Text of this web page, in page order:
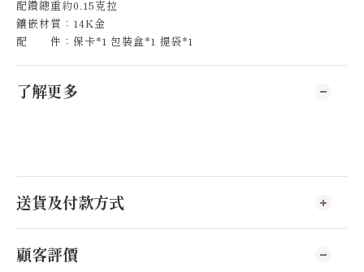
配鑽總重約0.15克拉
鑲嵌材質：14K金
配 件：保卡*1 包裝盒*1 提袋*1
了解更多
送貨及付款方式
顧客評價